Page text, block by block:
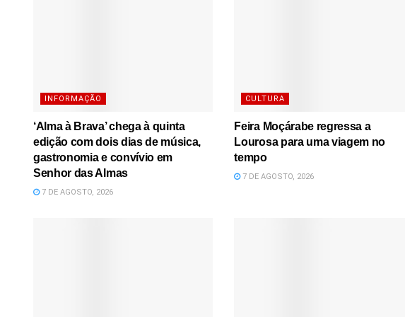
INFORMAÇÃO
‘Alma à Brava’ chega à quinta
edição com dois dias de música,
gastronomia e convívio em
Senhor das Almas
7 DE AGOSTO, 2026
CULTURA
Feira Moçárabe regressa a
Lourosa para uma viagem no
tempo
7 DE AGOSTO, 2026